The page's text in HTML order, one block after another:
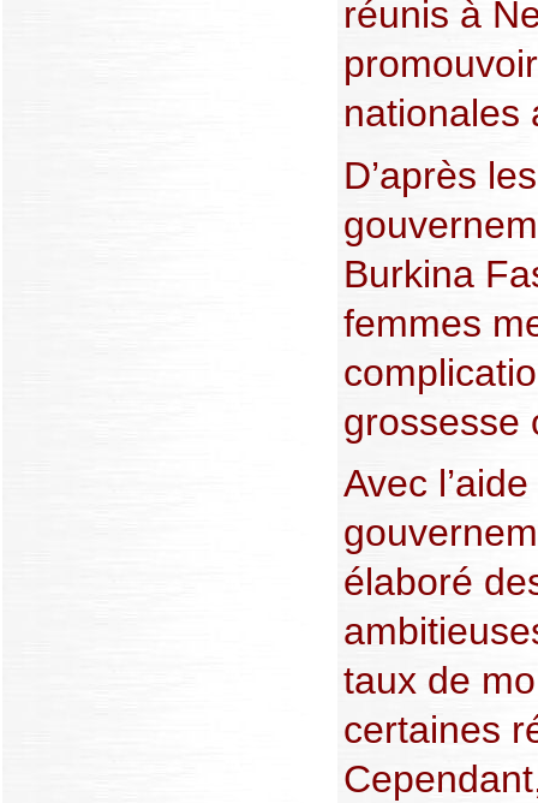
réunis à
nationales
D’après
Burkina
femmes
grossesse
Avec
élaboré
taux de
certaines